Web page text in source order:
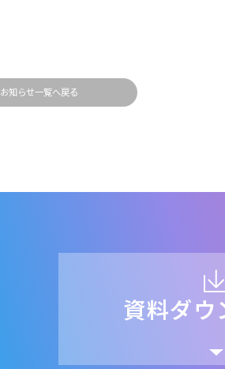
お知らせ一覧へ戻る
資料ダウ